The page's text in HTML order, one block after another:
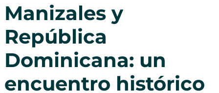
Manizales y
República
Dominicana: un
encuentro histórico